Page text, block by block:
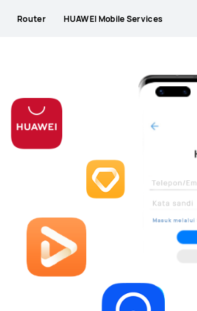
Router HUAWEI Mobile Services